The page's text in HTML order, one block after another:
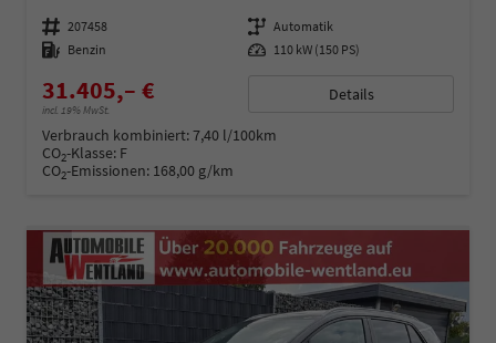
Fahrzeugnummer 207458 Getriebe Automatik
Kraftstoff Benzin Leistung 110 kW (150 PS)
31.405,– €
incl. 19% MwSt.
Details
Verbrauch kombiniert:7,40 l/100km
CO2-Klasse: F
CO2-Emissionen: 168,00 g/km